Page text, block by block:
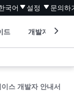
국어 설정 문의하
드 개발자 도구
스 개발자 안내서